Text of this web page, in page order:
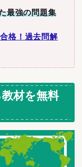
最強の問題集
格！過去問解
教材を無料